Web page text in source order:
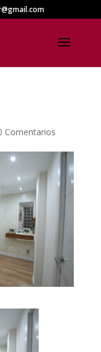
Comentarios